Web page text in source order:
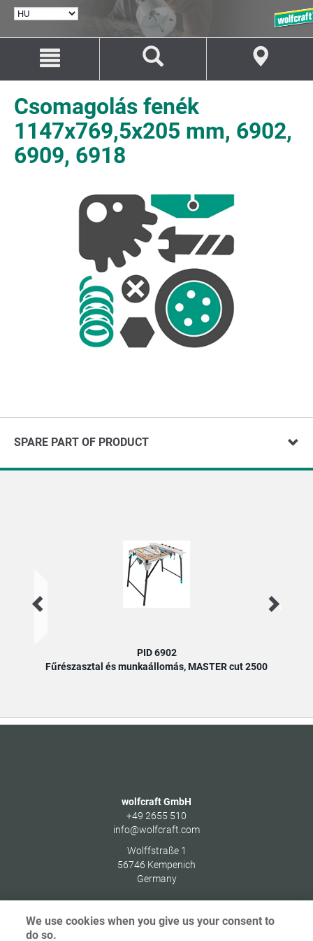
KIVÁLASZTÁSA
tartalomhoz
navigációhoz
Csomagolás fenék
1147x769,5x205 mm, 6902,
6909, 6918
SPARE PART OF PRODUCT
PID 6902
Fűrészasztal és munkaállomás, MASTER cut 2500
wolfcraft GmbH
+49 2655 510
info@wolfcraft.com
Wolffstraße 1
56746 Kempenich
Germany
We use cookies when you give us your consent to
do so.